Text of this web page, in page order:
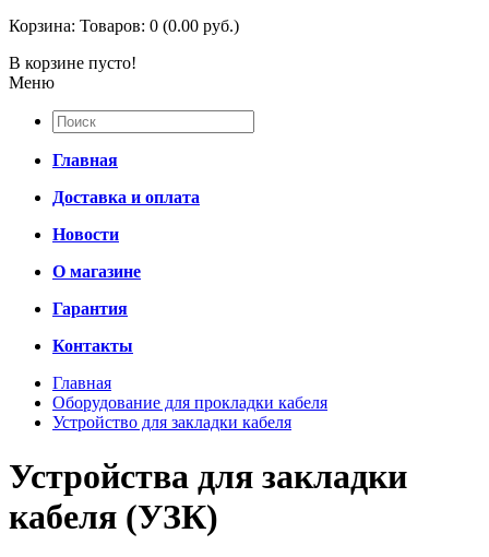
Корзина: Товаров: 0 (0.00 руб.)
В корзине пусто!
Меню
Главная
Доставка и оплата
Новости
О магазине
Гарантия
Контакты
Главная
Оборудование для прокладки кабеля
Устройство для закладки кабеля
Устройства для закладки
кабеля (УЗК)